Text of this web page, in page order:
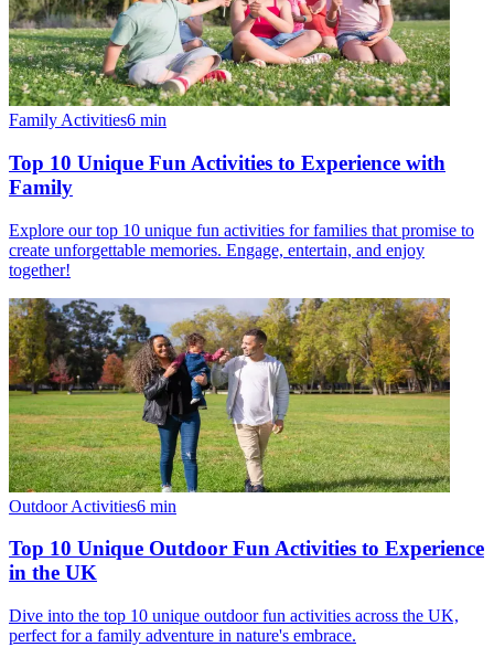
Family Activities6 min
Top 10 Unique Fun Activities to Experience with
Family
Explore our top 10 unique fun activities for families that promise to
create unforgettable memories. Engage, entertain, and enjoy
together!
Outdoor Activities6 min
Top 10 Unique Outdoor Fun Activities to Experience
in the UK
Dive into the top 10 unique outdoor fun activities across the UK,
perfect for a family adventure in nature's embrace.